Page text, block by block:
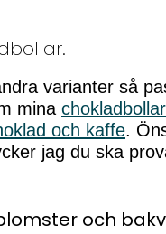
varianter så
mina
och kaffe.
jag du ska
och